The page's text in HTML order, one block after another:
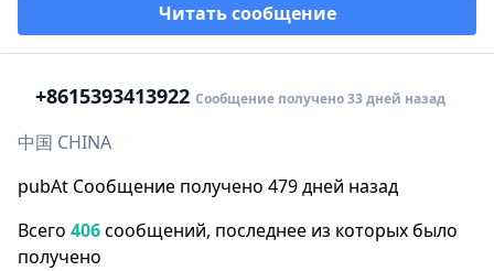
Читать сообщение
+8615393413922 Сообщение получено 33 дней назад
中国 CHINA
pubAt Сообщение получено 479 дней назад
Всего 406сообщений, последнее из которых было
получено